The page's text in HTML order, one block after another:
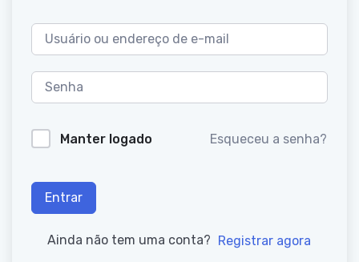
Manter logado Esqueceu a senha?
Entrar
Ainda não tem uma conta? Registrar agora